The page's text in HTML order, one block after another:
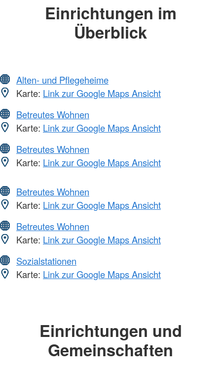
Einrichtungen im
Überblick
Alten- und Pflegeheime
Karte: Link zur Google Maps Ansicht
Betreutes Wohnen
Karte: Link zur Google Maps Ansicht
Betreutes Wohnen
Karte: Link zur Google Maps Ansicht
Betreutes Wohnen
Karte: Link zur Google Maps Ansicht
Betreutes Wohnen
Karte: Link zur Google Maps Ansicht
Sozialstationen
Karte: Link zur Google Maps Ansicht
Einrichtungen und
Gemeinschaften